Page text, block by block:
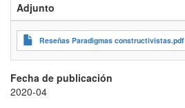
constructivistas
para
el
fortalecimiento
del
pensamiento
Adjunto
Reseñas Paradigmas constructivistas.pdf
Fecha de publicación
2020-04